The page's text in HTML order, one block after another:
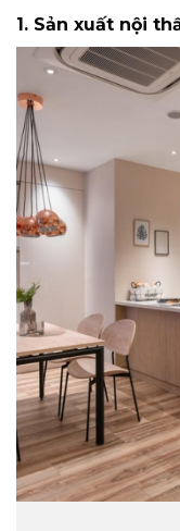
1. Sản xuất nội